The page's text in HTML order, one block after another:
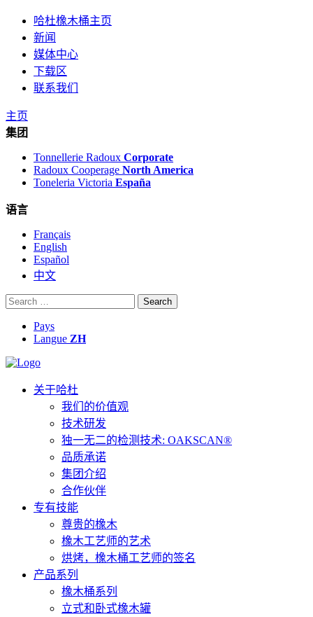
哈杜橡木桶主页
新闻
媒体中心
下载区
联系我们
主页
集团
Tonnellerie Radoux Corporate
Radoux Cooperage North America
Toneleria Victoria España
语言
Français
English
Español
中文
Search
for:
Pays
Langue ZH
关于哈杜
我们的价值观
技术研发
独一无二的检测技术: OAKSCAN®
品质承诺
集团介绍
合作伙伴
专有技能
尊贵的橡木
橡木工艺师的艺术
烘烤，橡木桶工艺师的签名
产品系列
橡木桶系列
立式和卧式橡木罐